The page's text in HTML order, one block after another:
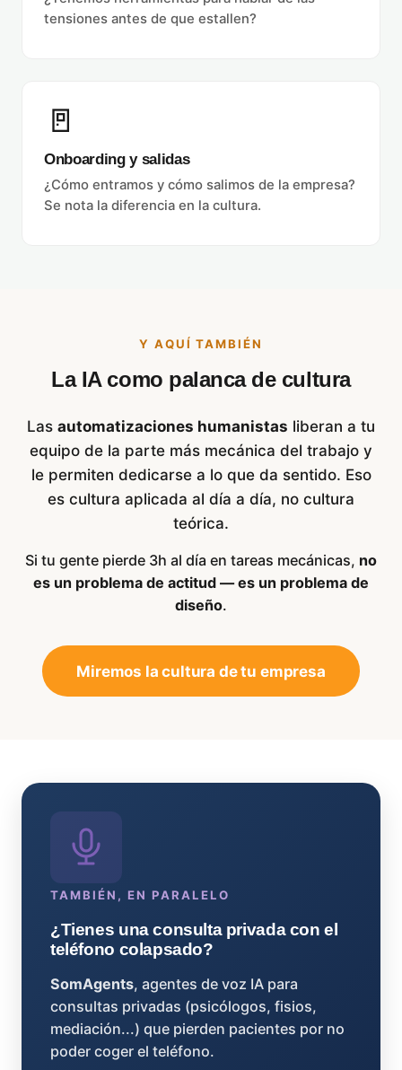
tensiones antes de que estallen?
🚪
Onboarding y salidas
¿Cómo entramos y cómo salimos de la empresa?
Se nota la diferencia en la cultura.
Y AQUÍ TAMBIÉN
La IA como palanca de cultura
Las automatizaciones humanistas liberan a tu
equipo de la parte más mecánica del trabajo y
le permiten dedicarse a lo que da sentido. Eso
es cultura aplicada al día a día, no cultura
teórica.
Si tu gente pierde 3h al día en tareas mecánicas, no
es un problema de actitud — es un problema de
diseño.
Miremos la cultura de tu empresa
TAMBIÉN, EN PARALELO
¿Tienes una consulta privada con el
teléfono colapsado?
SomAgents, agentes de voz IA para
consultas privadas (psicólogos, fisios,
mediación...) que pierden pacientes por no
poder coger el teléfono.